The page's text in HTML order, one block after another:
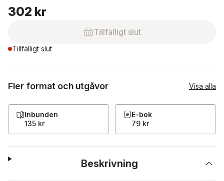
302 kr
Tillfälligt slut
Tillfälligt slut
Fler format och utgåvor Visa alla
Inbunden
135 kr
E-bok
79 kr
Beskrivning